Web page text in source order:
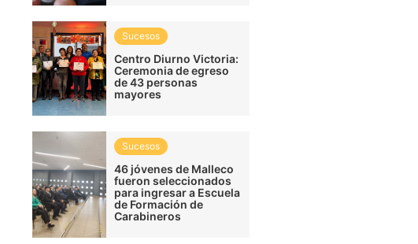
Sucesos
Centro Diurno Victoria:
Ceremonia de egreso
de 43 personas
mayores
Sucesos
46 jóvenes de Malleco
fueron seleccionados
para ingresar a Escuela
de Formación de
Carabineros